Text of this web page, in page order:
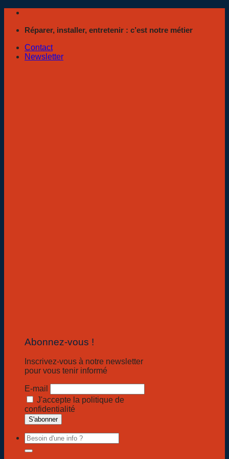
Passer
contenuRéparer, installer, entretenir : c’est notre métier
Contact
Newsletter
Abonnez-vous !
Inscrivez-vous à notre newsletter
pour vous tenir informé
E-mail
J'accepte la politique de
confidentialité